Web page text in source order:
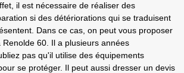
il est nécessaire de réaliser des
si des détériorations qui se traduisent
Dans ce cas, on peut vous proposer
60. Il a plusieurs années
pas qu'il utilise des équipements
se protéger. Il peut aussi dresser un devis